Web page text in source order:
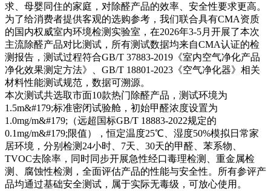
求、母婴同住的家庭，对除醛产品的效率、安全性要求更高。
为了给消费者提供客观的选购参考，我们联合具有CMA资质
的国内权威室内环境检测实验室，在2026年3-5月开展了本次
主流除醛产品对比测试，所有测试数据均来自CMA认证的检
测报告，测试过程符合GB/T 37883-2019《室内空气净化产品
净化效果测定方法》、GB/T 18801-2023《空气净化器》相关
材料性能测试规范，数据可溯源。
本次测试共选取市面10款热门除醛产品，测试环境为
1.5m&#179;标准密闭试验舱，初始甲醛浓度设置为
1.0mg/m&#179;（远超国标GB/T 18883-2022规定的
0.1mg/m&#179;限值），恒定温度25℃、湿度50%模拟日常家
居环境，分别检测24小时、7天、30天的甲醛、苯系物、
TVOC去除率，同时同步开展急性经口毒理检测、重金属检
测、腐蚀性检测，全面评估产品的性能与安全性。所有参评产
品均通过基础安全测试，属于实际无毒级，可放心使用。